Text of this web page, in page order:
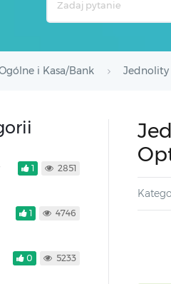
i Kasa/Bank
1 2851
1 4746
0 5233